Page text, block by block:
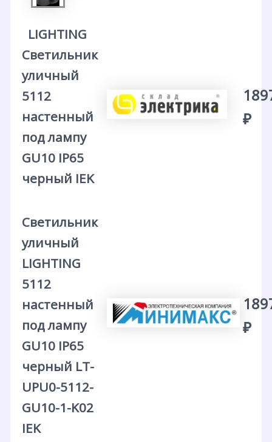
LIGHTING
Светильник
уличный
5112
настенный
под лампу
GU10 IP65
черный IEK
₽
Светильник
уличный
LIGHTING
5112
настенный
под лампу
GU10 IP65
черный LT-
UPU0-5112-
GU10-1-K02
IEK
₽